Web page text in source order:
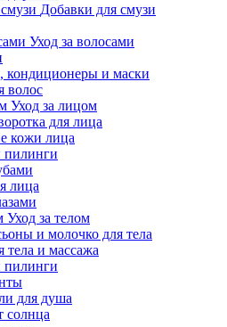
Добавки для смузи
Уход за волосами
кондиционеры и маски
волос
Уход за лицом
для лица
кожи лица
лица
Уход за телом
и молочко для тела
тела и массажа
для душа
солнца